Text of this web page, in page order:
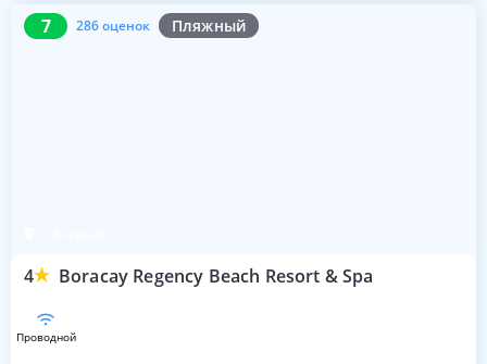
7 286 оценок Пляжный
4 Boracay Regency Beach Resort & Spa
7 286 оценок
проводной